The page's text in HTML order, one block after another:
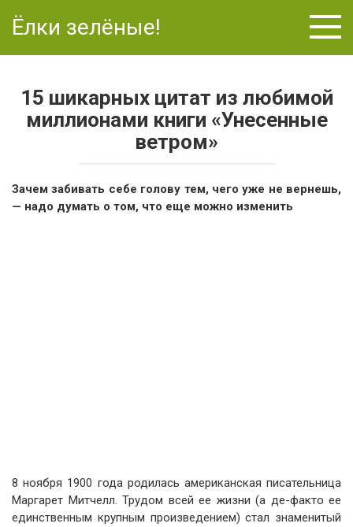
Ёлки зелёные!
15 шикарных цитат из любимой
миллионами книги «Унесенные
ветром»
Зачем забивать себе голову тем, чего уже не вернешь,
— надо думать о том, что еще можно изменить
8 ноября 1900 года родилась американская писательница
Маргарет Митчелл. Трудом всей ее жизни (а де-факто ее
единственным крупным произведением) стал знаменитый